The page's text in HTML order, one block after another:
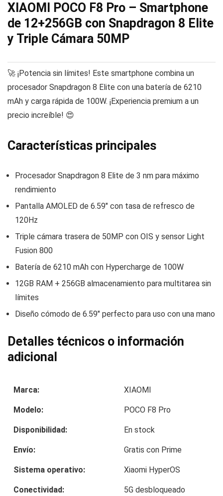
XIAOMI POCO F8 Pro – Smartphone
de 12+256GB con Snapdragon 8 Elite
y Triple Cámara 50MP
🚀 ¡Potencia sin límites! Este smartphone combina un
procesador Snapdragon 8 Elite con una batería de 6210
mAh y carga rápida de 100W. ¡Experiencia premium a un
precio increíble! 😍
Características principales
Procesador Snapdragon 8 Elite de 3 nm para máximo
rendimiento
Pantalla AMOLED de 6.59″ con tasa de refresco de
120Hz
Triple cámara trasera de 50MP con OIS y sensor Light
Fusion 800
Batería de 6210 mAh con Hypercharge de 100W
12GB RAM + 256GB almacenamiento para multitarea sin
límites
Diseño cómodo de 6.59″ perfecto para uso con una mano
Detalles técnicos o información
adicional
Marca: XIAOMI
Modelo: POCO F8 Pro
Disponibilidad: En stock
Envío: Gratis con Prime
Sistema operativo: Xiaomi HyperOS
Conectividad: 5G desbloqueado